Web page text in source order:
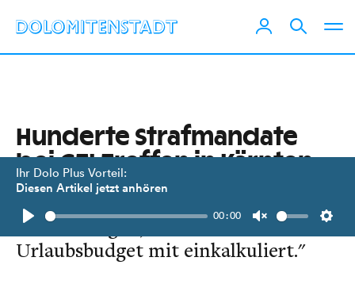
Ihr Dolo Plus Vorteil:
Diesen Artikel jetzt anhören
Play
00:00
Unmute
Hunderte Strafmandate
bei GTI-Treffen in Kärnten
Kommentar der Polizei: "Die Strafen,
die sie kriegen, sind im
Urlaubsbudget mit einkalkuliert."